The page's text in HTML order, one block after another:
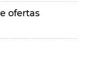
ofertas